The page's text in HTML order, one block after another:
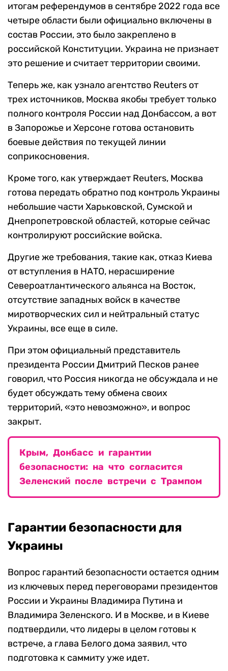
итогам референдумов в сентябре 2022 года все
четыре области были официально включены в
состав России, это было закреплено в
российской Конституции. Украина не признает
это решение и считает территории своими.
Теперь же, как узнало агентство Reuters от
трех источников, Москва якобы требует только
полного контроля России над Донбассом, а вот
в Запорожье и Херсоне готова остановить
боевые действия по текущей линии
соприкосновения.
Кроме того, как утверждает Reuters, Москва
готова передать обратно под контроль Украины
небольшие части Харьковской, Сумской и
Днепропетровской областей, которые сейчас
контролируют российские войска.
Другие же требования, такие как, отказ Киева
от вступления в НАТО, нерасширение
Североатлантического альянса на Восток,
отсутствие западных войск в качестве
миротворческих сил и нейтральный статус
Украины, все еще в силе.
При этом официальный представитель
президента России Дмитрий Песков ранее
говорил, что Россия никогда не обсуждала и не
будет обсуждать тему обмена своих
территорий, «это невозможно», и вопрос
закрыт.
Крым, Донбасс и гарантии
безопасности: на что согласится
Зеленский после встречи с Трампом
Гарантии безопасности для
Украины
Вопрос гарантий безопасности остается одним
из ключевых перед переговорами президентов
России и Украины Владимира Путина и
Владимира Зеленского. И в Москве, и в Киеве
подтвердили, что лидеры в целом готовы к
встрече, а глава Белого дома заявил, что
подготовка к саммиту уже идет.